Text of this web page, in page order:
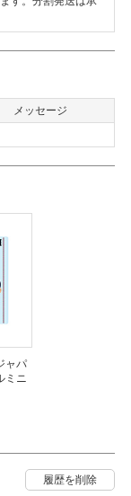
メッセージ
ャパ
ミニ